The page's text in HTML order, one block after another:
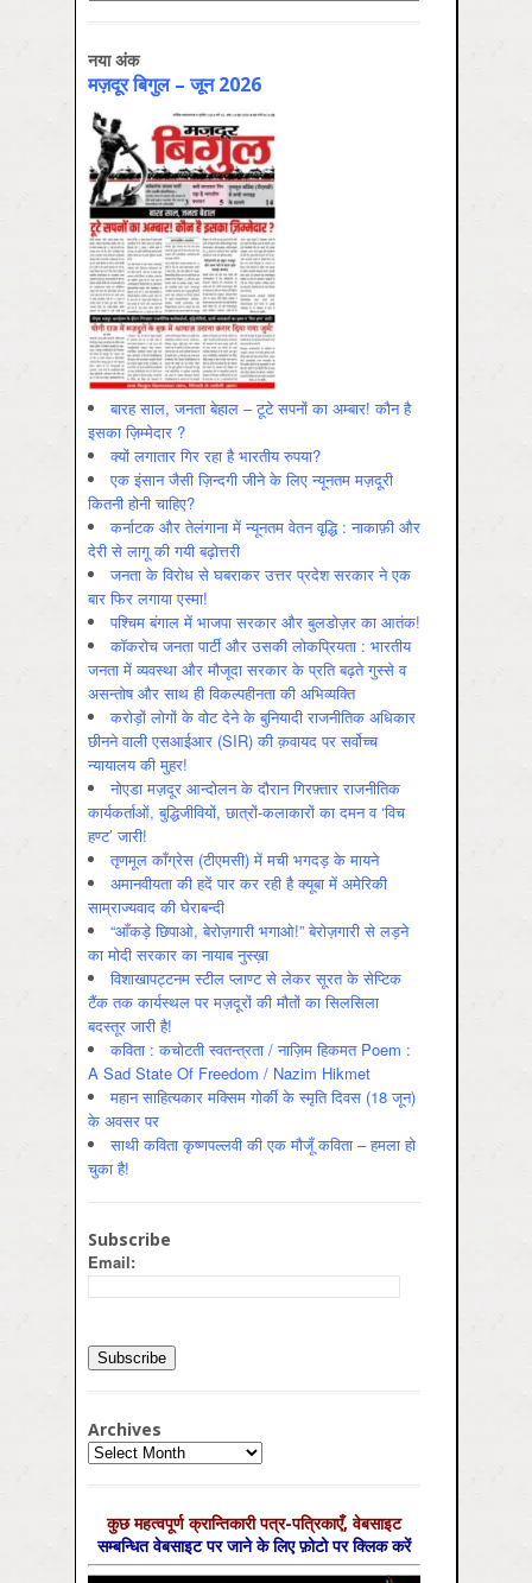
नया अंक
मज़दूर बिगुल – जून 2026
बारह साल, जनता बेहाल – टूटे सपनों का अम्बार! कौन है
इसका ज़िम्मेदार ?
क्यों लगातार गिर रहा है भारतीय रुपया?
एक इंसान जैसी ज़िन्दगी जीने के लिए न्यूनतम मज़दूरी
कितनी होनी चाहिए?
कर्नाटक और तेलंगाना में न्यूनतम वेतन वृद्धि : नाकाफ़ी और
देरी से लागू की गयी बढ़ोत्तरी
जनता के विरोध से घबराकर उत्तर प्रदेश सरकार ने एक
बार फिर लगाया एस्मा!
पश्चिम बंगाल में भाजपा सरकार और बुलडोज़र का आतंक!
कॉकरोच जनता पार्टी और उसकी लोकप्रियता : भारतीय
जनता में व्‍यवस्‍था और मौजूदा सरकार के प्रति बढ़ते गुस्‍से व
असन्‍तोष और साथ ही विकल्‍पहीनता की अभिव्‍यक्ति
करोड़ों लोगों के वोट देने के बुनियादी राजनीतिक अधिकार
छीनने वाली एसआईआर (SIR) की क़वायद पर सर्वोच्च
न्यायालय की मुहर!
नोएडा मज़दूर आन्दोलन के दौरान गिरफ़्तार राजनीतिक
कार्यकर्ताओं, बुद्धिजीवियों, छात्रों-कलाकारों का दमन व ‘विच
हण्ट’ जारी!
तृणमूल काँग्रेस (टीएमसी) में मची भगदड़ के मायने
अमानवीयता की हदें पार कर रही है क्यूबा में अमेरिकी
साम्राज्यवाद की घेराबन्दी
“आँकड़े छिपाओ, बेरोज़गारी भगाओ!” बेरोज़गारी से लड़ने
का मोदी सरकार का नायाब नुस्ख़ा
विशाखापट्टनम स्टील प्लाण्ट से लेकर सूरत के सेप्टिक
टैंक तक कार्यस्थल पर मज़दूरों की मौतों का सिलसिला
बदस्तूर जारी है!
कविता : कचोटती स्वतन्त्रता / नाज़िम हिकमत Poem :
A Sad State Of Freedom / Nazim Hikmet
महान साहित्यकार मक्सिम गोर्की के स्मृति दिवस (18 जून)
के अवसर पर
साथी कविता कृष्णपल्लवी की एक मौजूँ कविता – हमला हो
चुका है!
Subscribe
Email:
Archives
Archives
कुछ महत्‍वपूर्ण क्रान्तिकारी पत्र-पत्रिकाएँ, वेबसाइट
सम्‍बन्धित वेबसाइट पर जाने के लिए फ़ोटो पर क्लिक करें